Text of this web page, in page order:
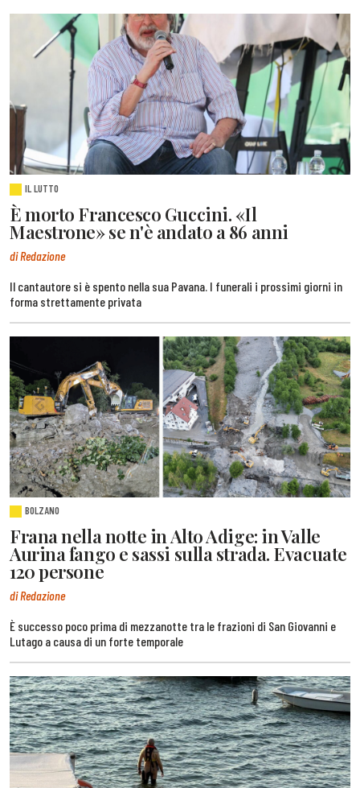
IL LUTTO
È morto Francesco Guccini. «Il
Maestrone» se n'è andato a 86 anni
di Redazione
Il cantautore si è spento nella sua Pavana. I funerali i prossimi giorni in
forma strettamente privata
BOLZANO
Frana nella notte in Alto Adige: in Valle
Aurina fango e sassi sulla strada. Evacuate
120 persone
di Redazione
È successo poco prima di mezzanotte tra le frazioni di San Giovanni e
Lutago a causa di un forte temporale